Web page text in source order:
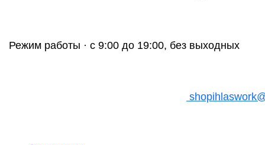
Режим работы · с 9:00 до 19:00, без выходных